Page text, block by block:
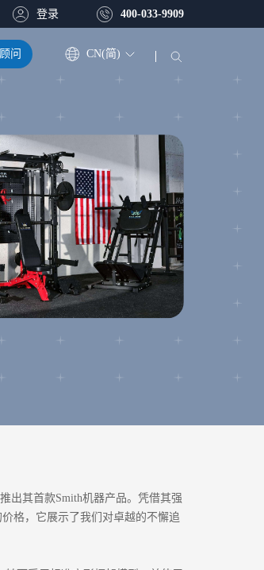
登录 400-033-9909
问 CN(简)
出其首款Smith机器产品。凭借其强
格，它展示了我们对卓越的不懈追